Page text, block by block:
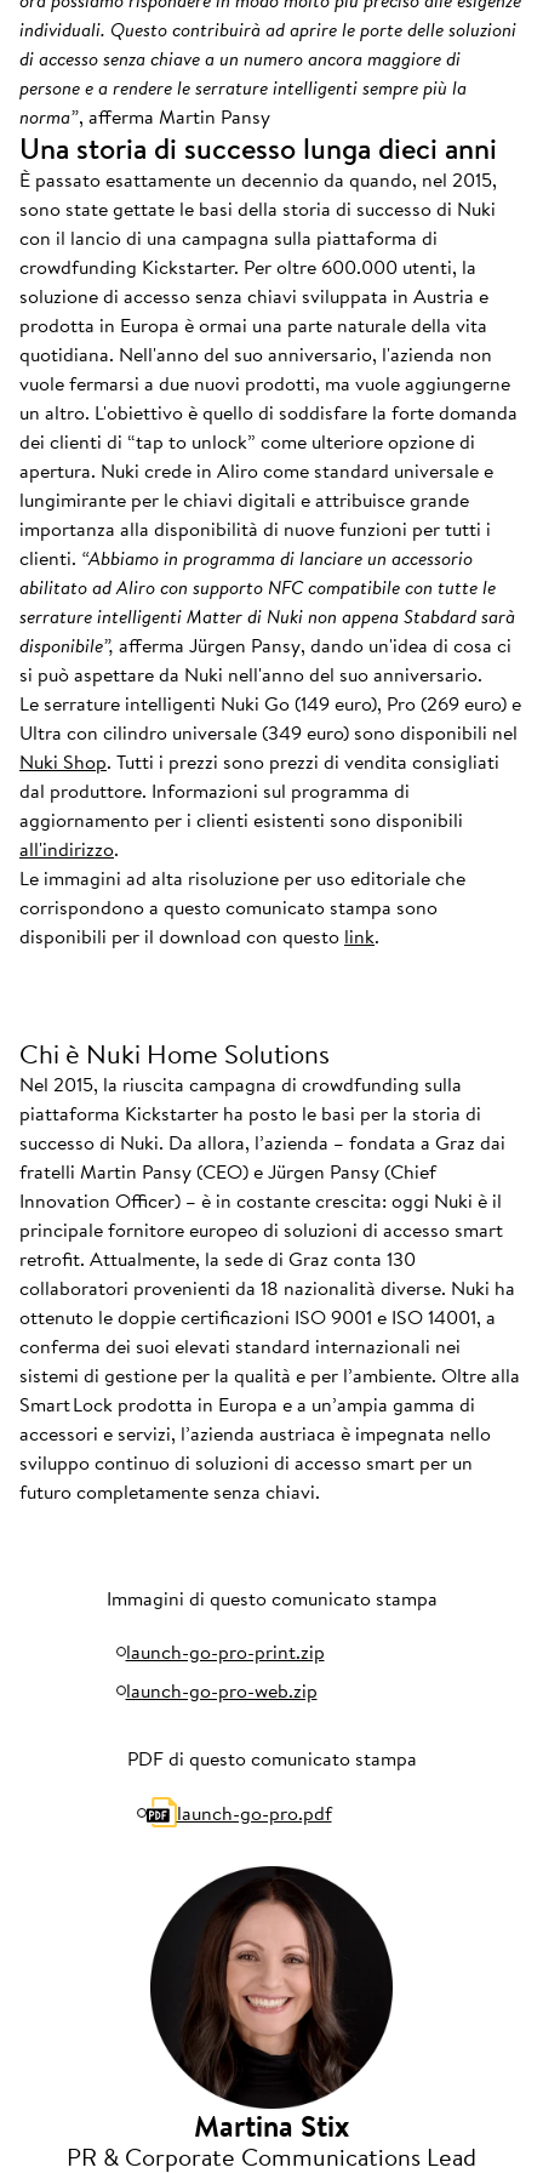
individuali. Questo contribuirà ad aprire le porte delle soluzioni
di accesso senza chiave a un numero ancora maggiore di
persone e a rendere le serrature intelligenti sempre più la
norma”, afferma Martin Pansy
Una storia di successo lunga dieci anni
È passato esattamente un decennio da quando, nel 2015,
sono state gettate le basi della storia di successo di Nuki
con il lancio di una campagna sulla piattaforma di
crowdfunding Kickstarter. Per oltre 600.000 utenti, la
soluzione di accesso senza chiavi sviluppata in Austria e
prodotta in Europa è ormai una parte naturale della vita
quotidiana. Nell'anno del suo anniversario, l'azienda non
vuole fermarsi a due nuovi prodotti, ma vuole aggiungerne
un altro. L'obiettivo è quello di soddisfare la forte domanda
dei clienti di “tap to unlock” come ulteriore opzione di
apertura. Nuki crede in Aliro come standard universale e
lungimirante per le chiavi digitali e attribuisce grande
importanza alla disponibilità di nuove funzioni per tutti i
clienti. “Abbiamo in programma di lanciare un accessorio
abilitato ad Aliro con supporto NFC compatibile con tutte le
serrature intelligenti Matter di Nuki non appena Stabdard sarà
disponibile”, afferma Jürgen Pansy, dando un'idea di cosa ci
si può aspettare da Nuki nell'anno del suo anniversario.
Le serrature intelligenti Nuki Go (149 euro), Pro (269 euro) e
Ultra con cilindro universale (349 euro) sono disponibili nel
Nuki Shop. Tutti i prezzi sono prezzi di vendita consigliati
dal produttore. Informazioni sul programma di
aggiornamento per i clienti esistenti sono disponibili
all'indirizzo.
Le immagini ad alta risoluzione per uso editoriale che
corrispondono a questo comunicato stampa sono
disponibili per il download con questo link.
Chi è Nuki Home Solutions
Nel 2015, la riuscita campagna di crowdfunding sulla
piattaforma Kickstarter ha posto le basi per la storia di
successo di Nuki. Da allora, l’azienda – fondata a Graz dai
fratelli Martin Pansy (CEO) e Jürgen Pansy (Chief
Innovation Officer) – è in costante crescita: oggi Nuki è il
principale fornitore europeo di soluzioni di accesso smart
retrofit. Attualmente, la sede di Graz conta 130
collaboratori provenienti da 18 nazionalità diverse. Nuki ha
ottenuto le doppie certificazioni ISO 9001 e ISO 14001, a
conferma dei suoi elevati standard internazionali nei
sistemi di gestione per la qualità e per l’ambiente. Oltre alla
Smart Lock prodotta in Europa e a un’ampia gamma di
accessori e servizi, l’azienda austriaca è impegnata nello
sviluppo continuo di soluzioni di accesso smart per un
futuro completamente senza chiavi.
Immagini di questo comunicato stampa
launch-go-pro-print.zip
launch-go-pro-web.zip
PDF di questo comunicato stampa
launch-go-pro.pdf
Martina Stix
PR & Corporate Communications Lead